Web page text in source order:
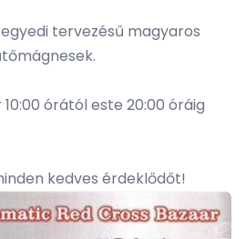
egyedi tervezésű magyaros
órától este 20:00 óráig
kedves érdeklődőt!